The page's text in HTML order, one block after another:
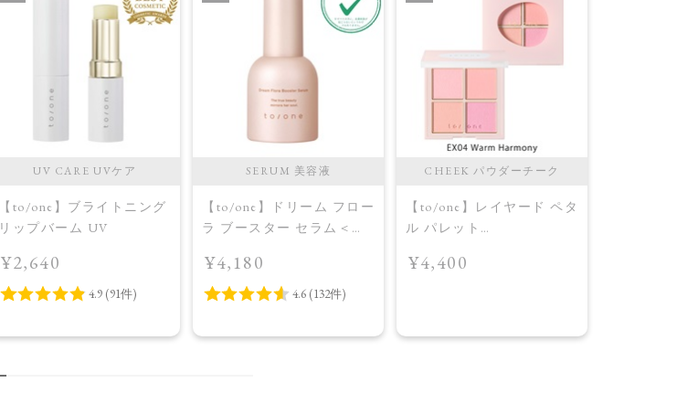
UV CARE UVケア
【to/one】ブライトニング
リップバーム UV
¥2,640
SERUM 美容液
【to/one】ドリーム フロー
ラ ブースター セラム＜導
¥4,180
CHEEK パウダーチーク
【to/one】レイヤード ペタ
ル パレット
AW Collection＞EX04
¥4,400